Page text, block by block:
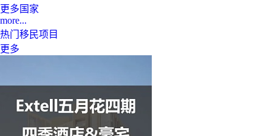
更多国家
more...
热门移民项目
更多